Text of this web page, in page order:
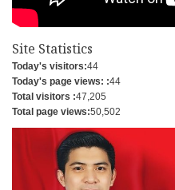
Site Statistics
Today's visitors:44
Today's page views: :44
Total visitors :47,205
Total page views:50,502